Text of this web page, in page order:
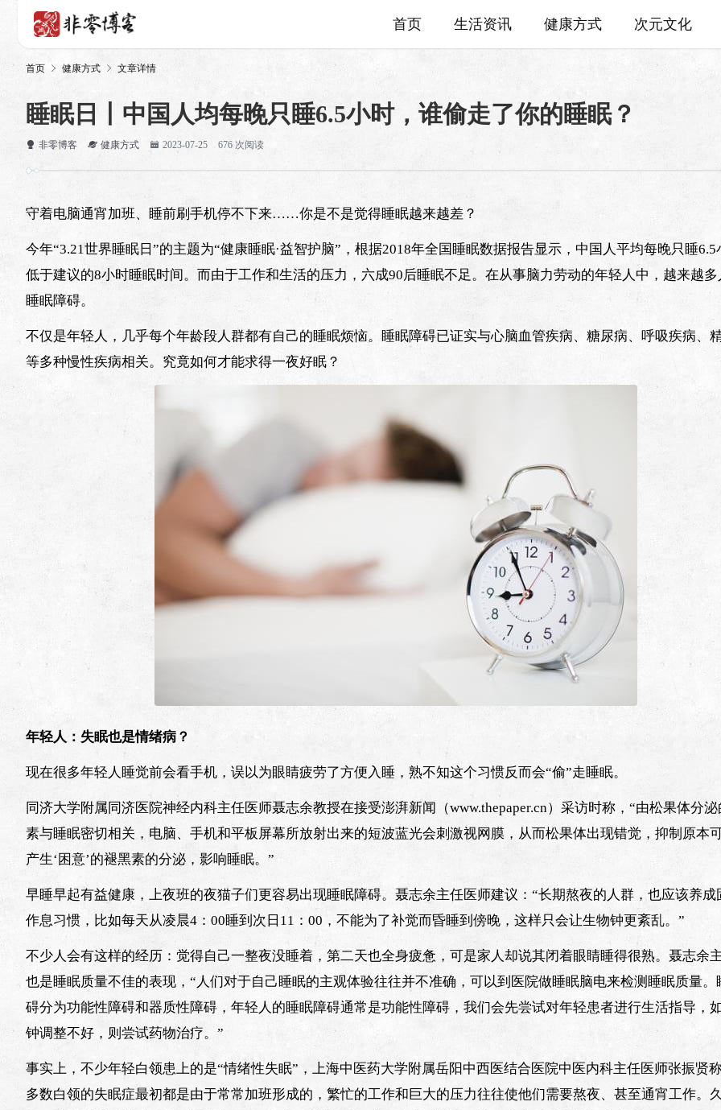
首页 生活资讯 健康方式 次元文化
首页 健康方式 文章详情
睡眠日丨中国人均每晚只睡6.5小时，谁偷走了你的睡眠？
非零博客 健康方式 2023-07-25 676 次阅读
守着电脑通宵加班、睡前刷手机停不下来……你是不是觉得睡眠越来越差？
今年“3.21世界睡眠日”的主题为“健康睡眠·益智护脑”，根据2018年全国睡眠数据报告显示，中国人平均每晚只睡6.5
低于建议的8小时睡眠时间。而由于工作和生活的压力，六成90后睡眠不足。在从事脑力劳动的年轻人中，越来越
睡眠障碍。
不仅是年轻人，几乎每个年龄段人群都有自己的睡眠烦恼。睡眠障碍已证实与心脑血管疾病、糖尿病、呼吸疾病、
等多种慢性疾病相关。究竟如何才能求得一夜好眠？
年轻人：失眠也是情绪病？
现在很多年轻人睡觉前会看手机，误以为眼睛疲劳了方便入睡，熟不知这个习惯反而会“偷”走睡眠。
同济大学附属同济医院神经内科主任医师聂志余教授在接受澎湃新闻（www.thepaper.cn）采访时称，“由松果体分
素与睡眠密切相关，电脑、手机和平板屏幕所放射出来的短波蓝光会刺激视网膜，从而松果体出现错觉，抑制原本
产生‘困意’的褪黑素的分泌，影响睡眠。”
早睡早起有益健康，上夜班的夜猫子们更容易出现睡眠障碍。聂志余主任医师建议：“长期熬夜的人群，也应该养成
作息习惯，比如每天从凌晨4：00睡到次日11：00，不能为了补觉而昏睡到傍晚，这样只会让生物钟更紊乱。”
不少人会有这样的经历：觉得自己一整夜没睡着，第二天也全身疲惫，可是家人却说其闭着眼睛睡得很熟。聂志余
也是睡眠质量不佳的表现，“人们对于自己睡眠的主观体验往往并不准确，可以到医院做睡眠脑电来检测睡眠质量。
碍分为功能性障碍和器质性障碍，年轻人的睡眠障碍通常是功能性障碍，我们会先尝试对年轻患者进行生活指导，
钟调整不好，则尝试药物治疗。”
事实上，不少年轻白领患上的是“情绪性失眠”，上海中医药大学附属岳阳中西医结合医院中医内科主任医师张振贤
多数白领的失眠症最初都是由于常常加班形成的，繁忙的工作和巨大的压力往往使他们需要熬夜、甚至通宵工作。